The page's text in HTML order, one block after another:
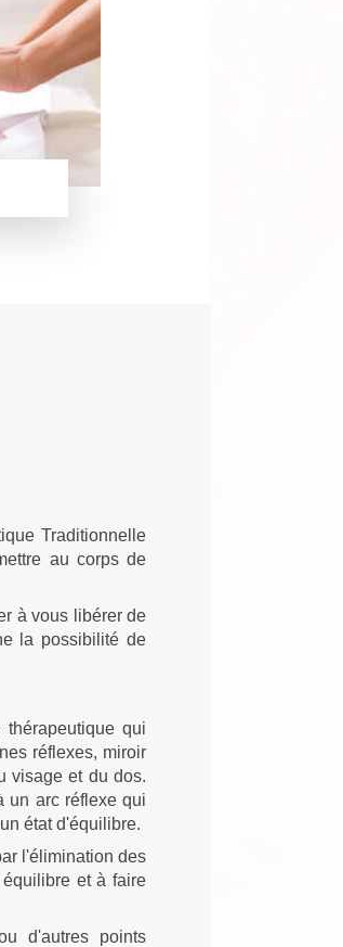
Traditionnelle
au corps de
à vous libérer de
la possibilité de
qui
réflexes, miroir
visage et du dos.
un arc réflexe qui
état d'équilibre.
l'élimination des
et à faire
d'autres points